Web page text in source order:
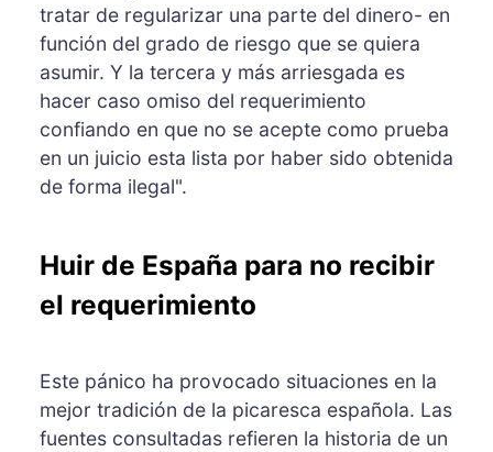
tratar de regularizar una parte del dinero- en
función del grado de riesgo que se quiera
asumir. Y la tercera y más arriesgada es
hacer caso omiso del requerimiento
confiando en que no se acepte como prueba
en un juicio esta lista por haber sido obtenida
de forma ilegal".
Huir de España para no recibir
el requerimiento
Este pánico ha provocado situaciones en la
mejor tradición de la picaresca española. Las
fuentes consultadas refieren la historia de un